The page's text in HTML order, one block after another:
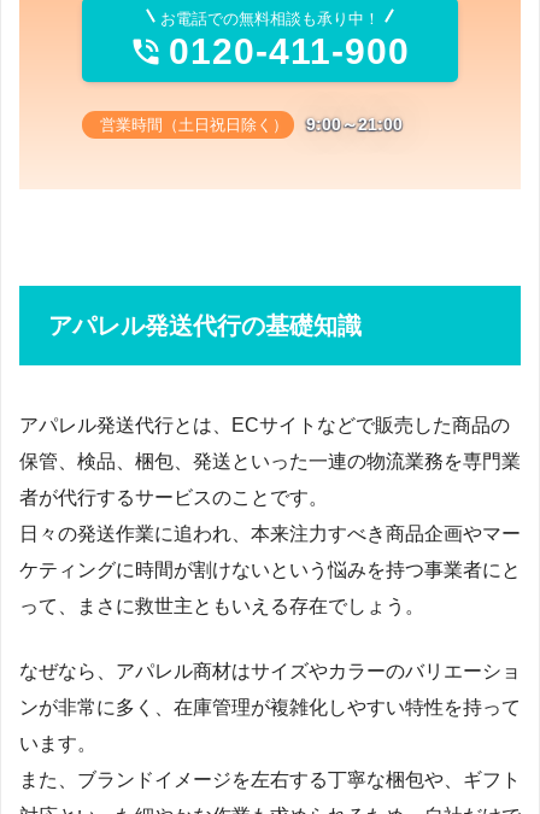
お電話での無料相談も承り中！
 0120-411-900
営業時間（土日祝日除く） 9:00～21:00
アパレル発送代行の基礎知識
アパレル発送代行とは、ECサイトなどで販売した商品の
保管、検品、梱包、発送といった一連の物流業務を専門業
者が代行するサービスのことです。
日々の発送作業に追われ、本来注力すべき商品企画やマー
ケティングに時間が割けないという悩みを持つ事業者にと
って、まさに救世主ともいえる存在でしょう。
なぜなら、アパレル商材はサイズやカラーのバリエーショ
ンが非常に多く、在庫管理が複雑化しやすい特性を持って
います。
また、ブランドイメージを左右する丁寧な梱包や、ギフト